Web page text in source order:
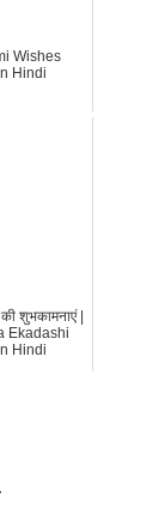
Wishes
Hindi
शुभकामनाएं |
Ekadashi
Hindi